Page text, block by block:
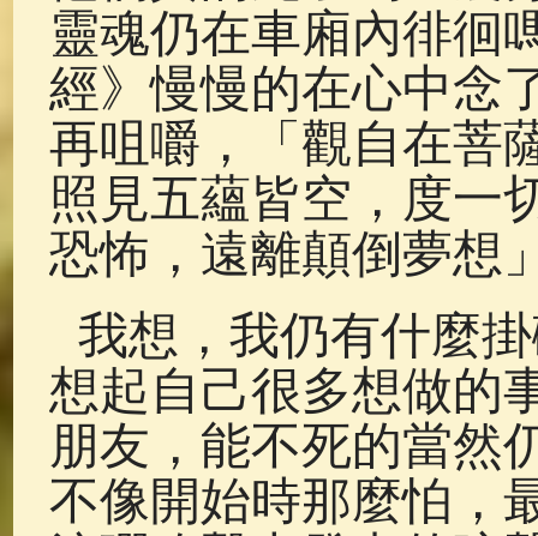
靈魂仍在車廂內徘徊
經》慢慢的在心中念
再咀嚼，「觀自在菩
照見五蘊皆空，度
恐怖，遠離顛倒夢想
我想，我仍有什麼
想起自己很多想做的
朋友，能不死的當然
不像開始時那麼怕，